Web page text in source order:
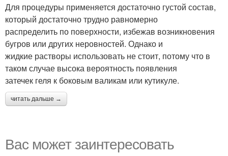
Для процедуры применяется достаточно густой состав,
который достаточно трудно равномерно
распределить по поверхности, избежав возникновения
бугров или других неровностей. Однако и
жидкие растворы использовать не стоит, потому что в
таком случае высока вероятность появления
затечек геля к боковым валикам или кутикуле.
читать дальше →
Вас может заинтересовать